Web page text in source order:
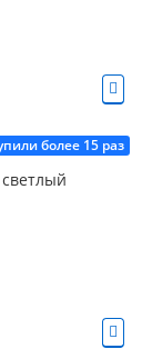
более 15 раз